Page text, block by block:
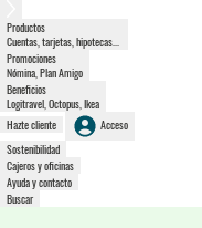
Productos
Cuentas, tarjetas, hipotecas...
Promociones
Nómina, Plan Amigo
Beneficios
Logitravel, Octopus, Ikea
Hazte cliente
Acceso
Sostenibilidad
Cajeros y oficinas
Ayuda y contacto
Buscar